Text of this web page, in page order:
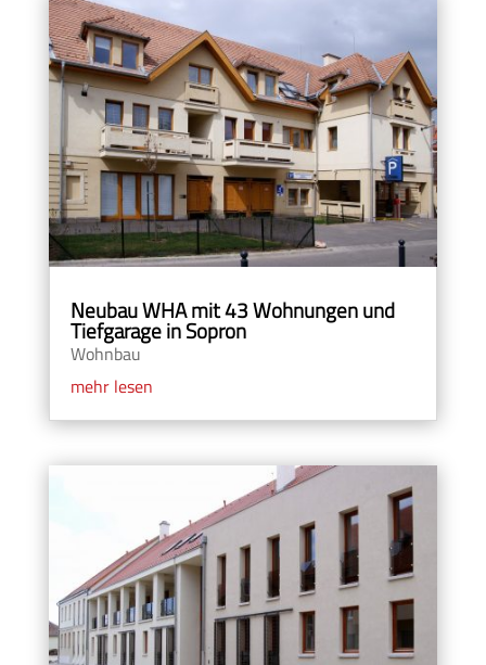
Neubau WHA mit 43 Wohnungen und
Tiefgarage in Sopron
Wohnbau
mehr lesen